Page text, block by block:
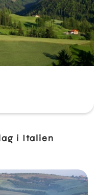
i Italien